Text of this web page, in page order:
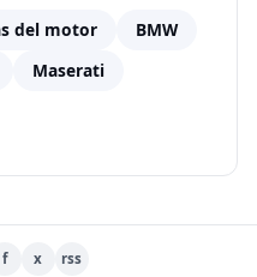
del motor
BMW
Maserati
f x rss